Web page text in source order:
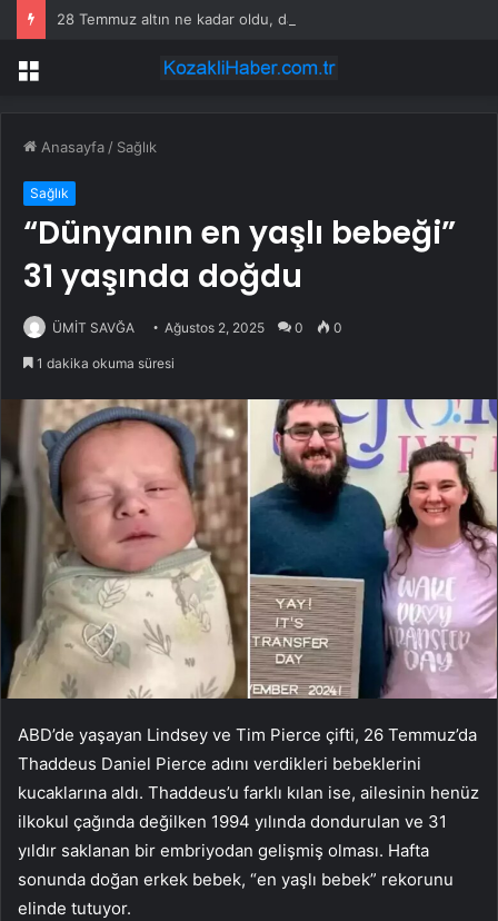
Menü
Anasayfa / Sağlık
Sağlık
“Dünyanın en yaşlı bebeği”
31 yaşında doğdu
ÜMİT SAVĞA Ağustos 2, 2025 0 0
1 dakika okuma süresi
ABD’de yaşayan Lindsey ve Tim Pierce çifti, 26 Temmuz’da
Thaddeus Daniel Pierce adını verdikleri bebeklerini
kucaklarına aldı. Thaddeus’u farklı kılan ise, ailesinin henüz
ilkokul çağında değilken 1994 yılında dondurulan ve 31
yıldır saklanan bir embriyodan gelişmiş olması. Hafta
sonunda doğan erkek bebek, “en yaşlı bebek” rekorunu
elinde tutuyor.